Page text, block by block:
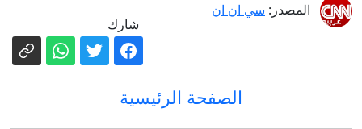
المصدر: سي ان ان
شارك
الصفحة الرئيسية